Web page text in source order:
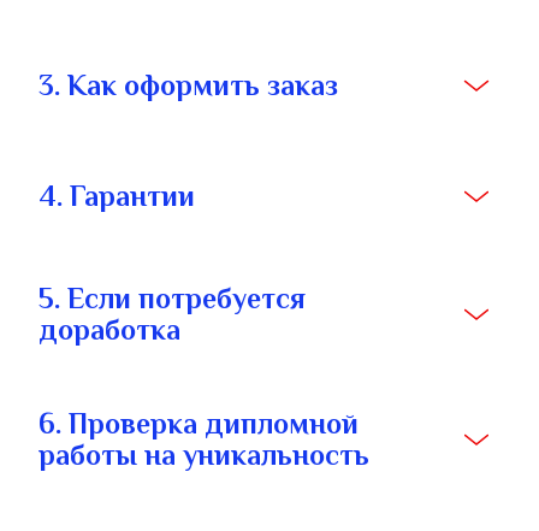
3. Как оформить заказ
4. Гарантии
5. Если потребуется
доработка
6. Проверка дипломной
работы на уникальность